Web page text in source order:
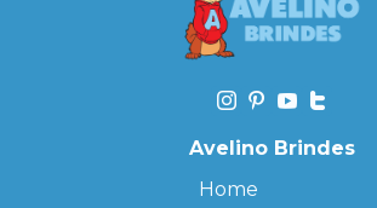
Avelino Brindes
Home